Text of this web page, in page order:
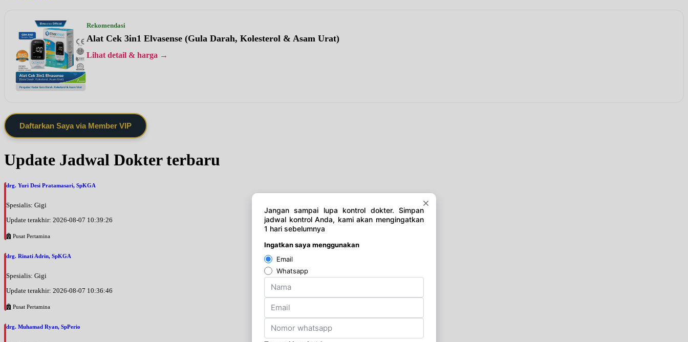
Rekomendasi
Alat Cek 3in1 Elvasense (Gula Darah, Kolesterol & Asam Urat)
Lihat detail & harga →
Daftarkan Saya via Member VIP
Update Jadwal Dokter terbaru
drg. Yuri Desi Pratamasari, SpKGA
Spesialis: Gigi
Update terakhir: 2026-08-07 10:39:26
Pusat Pertamina
drg. Rinati Adrin, SpKGA
Spesialis: Gigi
Update terakhir: 2026-08-07 10:36:46
Pusat Pertamina
drg. Muhamad Ryan, SpPerio